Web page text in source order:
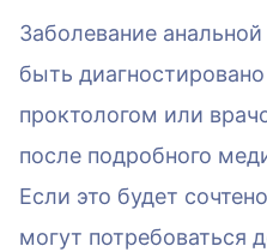
Заболевание
быть
проктологом или
после подробного
Если это будет
могут потребоваться